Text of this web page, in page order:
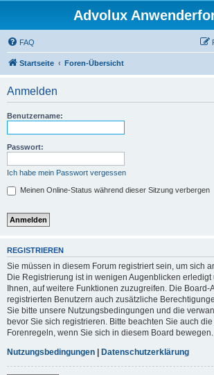
Advolux
FAQ
Startseite Foren-Übersicht
Anmelden
Benutzername:
Passwort:
Ich habe mein Passwort vergessen
Meinen Online-Status während dieser Sitzung verbergen
REGISTRIEREN
Sie müssen in diesem Forum registriert sein, um sich
Die Registrierung ist in wenigen Augenblicken
Ihnen, auf weitere Funktionen zuzugreifen. Die Board-
registrierten Benutzern auch zusätzliche
Sie bitte unsere Nutzungsbedingungen und die
bevor Sie sich registrieren. Bitte beachten Sie auch
Forenregeln, wenn Sie sich in diesem Board bewegen.
Nutzungsbedingungen
Datenschutzerklärung